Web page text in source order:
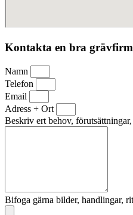
Kontakta en bra
Namn
Telefon
Email
Adress + Ort
Beskriv ert behov,
Bifoga gärna bilder, handlingar,